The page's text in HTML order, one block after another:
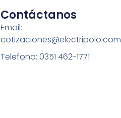
Contáctanos
Email:
cotizaciones@electripolo.com
Telefono: 0351 462-1771